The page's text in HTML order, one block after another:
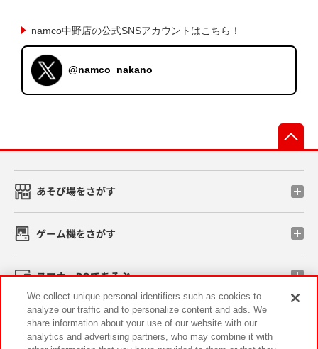
namco中野店の公式SNSアカウントはこちら！
@namco_nakano
あそび場をさがす
ゲーム機をさがす
スマホ・PCであそぶ
イベント・キャンペーン
We collect unique personal identifiers such as cookies to
analyze our traffic and to personalize content and ads. We
share information about your use of our website with our
analytics and advertising partners, who may combine it with